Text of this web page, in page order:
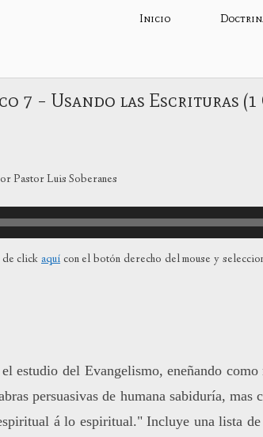
Inicio
7 – Usando las Escrituras
Pastor Luis Soberanes
de click aquí con el botón derecho del mouse y
estudio del Evangelismo, eneñando
persuasivas de humana sabiduría,
á lo espiritual." Incluye una lista